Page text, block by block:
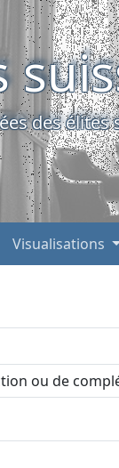
des élites
Visualisations